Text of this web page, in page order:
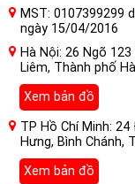
MST: 0107399299
ngày 15/04/2016
Hà Nội: 26 Ngõ
Liêm, Thành phố
Xem bản đồ
TP Hồ Chí Minh:
Hưng, Bình Chánh,
Xem bản đồ